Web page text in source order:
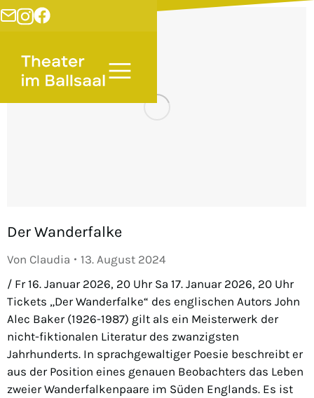
Der Wanderfalke
Von Claudia
13. August 2024
/ Fr 16. Januar 2026, 20 Uhr Sa 17. Januar 2026, 20 Uhr
Tickets „Der Wanderfalke“ des englischen Autors John
Alec Baker (1926-1987) gilt als ein Meisterwerk der
nicht-fiktionalen Literatur des zwanzigsten
Jahrhunderts. In sprachgewaltiger Poesie beschreibt er
aus der Position eines genauen Beobachters das Leben
zweier Wanderfalkenpaare im Süden Englands. Es ist